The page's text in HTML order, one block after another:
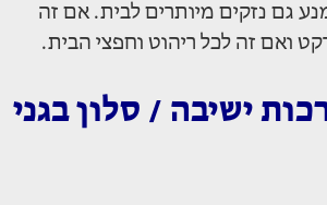
גם נזקים מיותרים לבית. אם זה
ואם זה לכל ריהוט וחפצי הבית.
ישיבה / סלון בגני